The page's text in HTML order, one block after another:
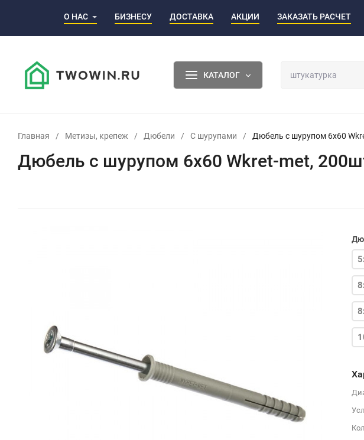
О НАС БИЗНЕСУ ДОСТАВКА АКЦИИ ЗАКАЗАТЬ РАСЧЕТ
КАТАЛОГ
Главная / Метизы, крепеж / Дюбели / С шурупами / Дюбель с шурупом 6х60
Дюбель с шурупом 6х60 Wkret-met,